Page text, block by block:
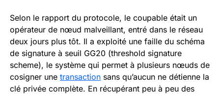
Selon le rapport du protocole, le coupable était un
opérateur de nœud malveillant, entré dans le réseau
deux jours plus tôt. Il a exploité une faille du schéma
de signature à seuil GG20 (threshold signature
scheme), le système qui permet à plusieurs nœuds de
cosigner une transaction sans qu’aucun ne détienne la
clé privée complète. En récupérant peu à peu des